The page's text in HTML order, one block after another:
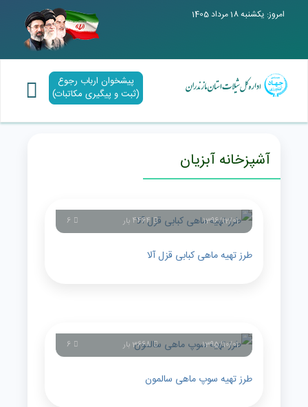
امروز: یکشنبه 18 مرداد 1405
پیشخوان ارباب رجوع
(ثبت و پیگیری مکاتبات)
آشپزخانه آبزیان
1396/12/01 4464 بار 6
طرز تهیه ماهی کبابی قزل آلا
1395/10/01 3668 بار 6
طرز تهیه سوپ ماهی سالمون